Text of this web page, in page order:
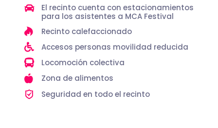
El recinto cuenta con estacionamientos
para los asistentes a MCA Festival
Recinto calefaccionado
Accesos personas movilidad reducida
Locomoción colectiva
Zona de alimentos
Seguridad en todo el recinto